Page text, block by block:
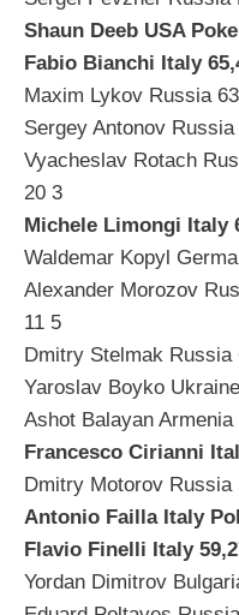
Shaun Deeb USA
Fabio Bianchi Italy
Maxim Lykov Russia
Sergey Antonov
Vyacheslav Rotach
20 3
Michele Limongi Italy
Waldemar Kopyl
Alexander Morozov
11 5
Dmitry Stelmak Russia
Yaroslav Boyko
Ashot Balayan Armenia
Francesco Cirianni
Dmitry Motorov Russia
Antonio Failla Italy
Flavio Finelli Italy
Yordan Dimitrov